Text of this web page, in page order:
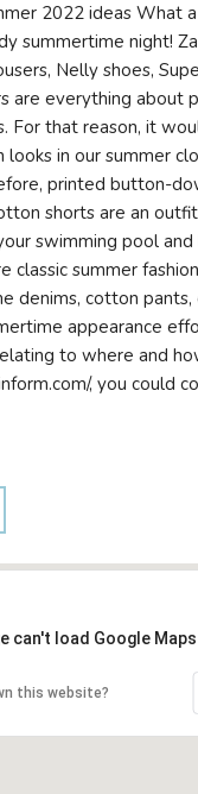
2022 ideas What
summertime night!
Nelly shoes,
are everything about
For that reason, it
looks in our summer
printed button-
shorts are an
swimming pool and
classic summer
denims, cotton
appearance
to where and
, you could
can't load Google
this website?